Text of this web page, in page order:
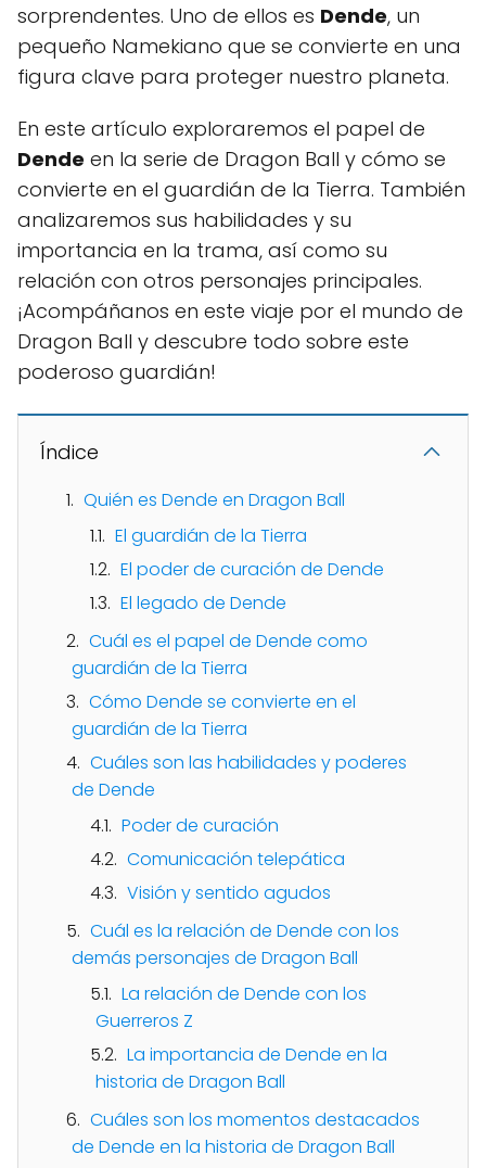
sorprendentes. Uno de ellos es Dende, un
pequeño Namekiano que se convierte en una
figura clave para proteger nuestro planeta.
En este artículo exploraremos el papel de
Dende en la serie de Dragon Ball y cómo se
convierte en el guardián de la Tierra. También
analizaremos sus habilidades y su
importancia en la trama, así como su
relación con otros personajes principales.
¡Acompáñanos en este viaje por el mundo de
Dragon Ball y descubre todo sobre este
poderoso guardián!
Índice
Quién es Dende en Dragon Ball
El guardián de la Tierra
El poder de curación de Dende
El legado de Dende
Cuál es el papel de Dende como
guardián de la Tierra
Cómo Dende se convierte en el
guardián de la Tierra
Cuáles son las habilidades y poderes
de Dende
Poder de curación
Comunicación telepática
Visión y sentido agudos
Cuál es la relación de Dende con los
demás personajes de Dragon Ball
La relación de Dende con los
Guerreros Z
La importancia de Dende en la
historia de Dragon Ball
Cuáles son los momentos destacados
de Dende en la historia de Dragon Ball